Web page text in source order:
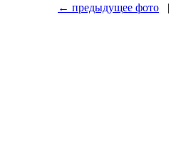
← предыдущее фото |